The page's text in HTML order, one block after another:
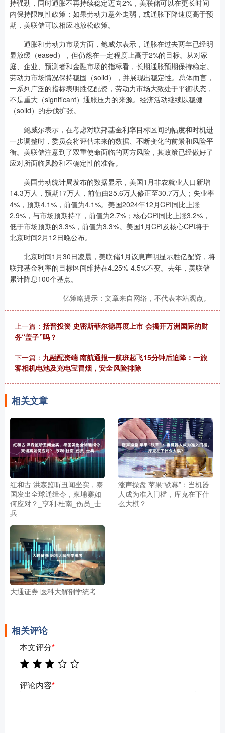
持强劲，同时通胀不再持续稳定迈向2%，美联储可以在更长时间
内保持限制性政策；如果劳动力意外走弱，或通胀下降速度高于预
期，美联储可以相应地放松政策。
通胀和劳动力市场方面，鲍威尔表示，通胀在过去两年已经明
显放缓（eased），但仍然在一定程度上高于2%的目标。从对家
庭、企业、预测者和金融市场的指标看，长期通胀预期保持稳定。
劳动力市场情况保持稳固（solid），并展现出稳定性。总体而言，
一系列广泛的指标表明胜亿配资，劳动力市场大致处于平衡状态，
不是重大（significant）通胀压力的来源。经济活动继续以稳健
（solid）的步伐扩张。
鲍威尔表示，在考虑对联邦基金利率目标区间的幅度和时机进
一步调整时，委员会将评估未来的数据、不断变化的前景和风险平
衡。美联储注意到了双重使命面临的两方风险，其政策已经做好了
应对所面临风险和不确定性的准备。
美国劳动统计局发布的数据显示，美国1月非农就业人口新增
14.3万人，预期17万人，前值由25.6万人修正至30.7万人；失业率
4%，预期4.1%，前值为4.1%。美国2024年12月CPI同比上涨
2.9%，与市场预期持平，前值为2.7%；核心CPI同比上涨3.2%，
低于市场预期的3.3%，前值为3.3%。美国1月CPI及核心CPI将于
北京时间2月12日晚公布。
北京时间1月30日凌晨，美联储1月议息声明显示胜亿配资，将
联邦基金利率的目标区间维持在4.25%-4.5%不变。去年，美联储
累计降息100个基点。
亿策略提示：文章来自网络，不代表本站观点。
上一篇： 括普投资 史密斯菲尔德再度上市 会揭开万洲国际的财
务“盖子”吗？
下一篇： 九融配资端 南航通报一航班起飞15分钟后迫降：一旅
客相机电池及充电宝冒烟，安全风险排除
相关文章
红和古 洪森监听丑闻坐实，泰
国发出全球通缉令，柬埔寨如
何应对？_亨利·杜南_伤员_士
兵
涨声操盘 苹果“铁幕”：当机器
人成为准入门槛，库克在下什
么大棋？
大通证券 医科大解剖学统考
相关评论
本文评分*
评论内容*